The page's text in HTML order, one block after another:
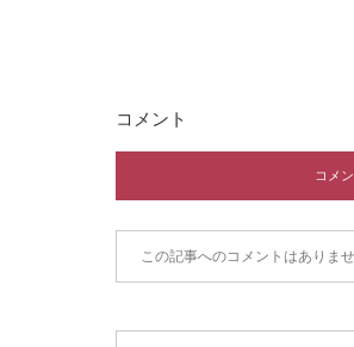
コメント
コメ
この記事へのコメントはありませ